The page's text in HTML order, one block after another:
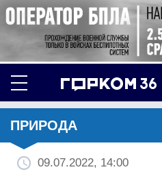
ПРИРОДА
09.07.2022, 14:00